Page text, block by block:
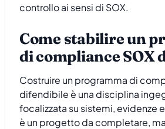
controllo ai sensi di SOX.
Come stabilire un
di compliance SOX
Costruire un programma di
difendibile è una disciplina
focalizzata su sistemi, evidenze
è un progetto da completare,